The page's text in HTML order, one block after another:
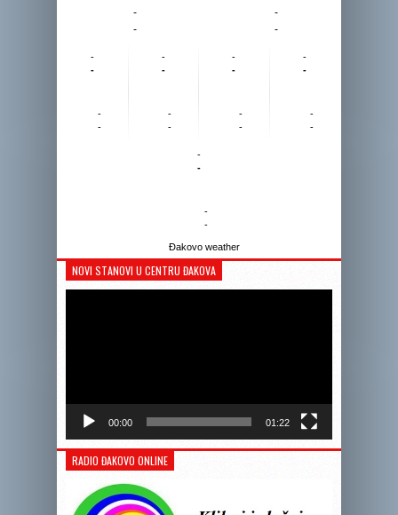
-
-
-
-
-
-
-
-
-
-
-
-
-
-
-
-
-
-
-
-
-
-
-
-
Đakovo weather
NOVI STANOVI U CENTRU ĐAKOVA
00:00 01:22
RADIO ĐAKOVO ONLINE